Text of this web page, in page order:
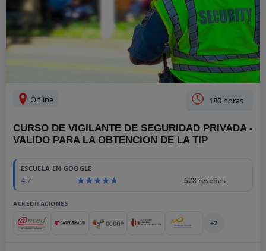
Online 180 horas
CURSO DE VIGILANTE DE SEGURIDAD PRIVADA -
VALIDO PARA LA OBTENCION DE LA TIP
ESCUELA EN GOOGLE
4.7 628 reseñas
ACREDITACIONES
+2